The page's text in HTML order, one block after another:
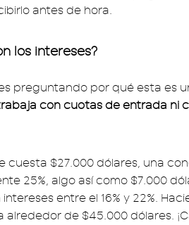
antes de hora.
los intereses?
preguntando por qué esta es
con cuotas de entrada ni
cuesta $27.000 dólares, una
25%, algo así como $7.000
entre el 16% y 22%.
alrededor de $45.000 dólares.